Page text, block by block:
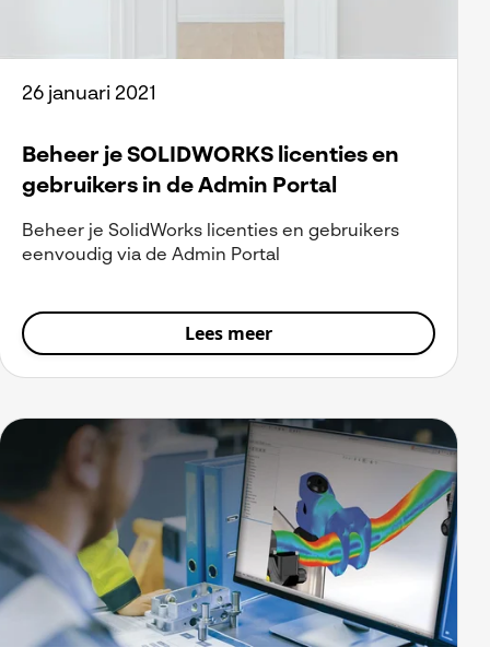
26 januari 2021
Beheer je SOLIDWORKS licenties en
gebruikers in de Admin Portal
Beheer je SolidWorks licenties en gebruikers
eenvoudig via de Admin Portal
Lees meer